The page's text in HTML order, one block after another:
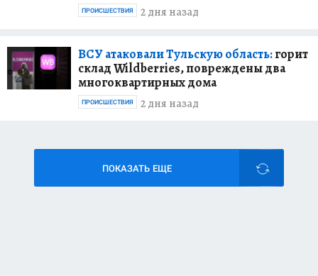
2 дня назад
ПРОИСШЕСТВИЯ
ВСУ атаковали Тульскую область:горит
склад Wildberries, повреждены два
многоквартирных дома
2 дня назад
ПРОИСШЕСТВИЯ
ПОКАЗАТЬ ЕЩЕ